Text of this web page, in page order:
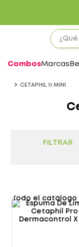
CombosMarcas
CETAPHIL 11 MINI
FILTRAR
Todo el catálogo